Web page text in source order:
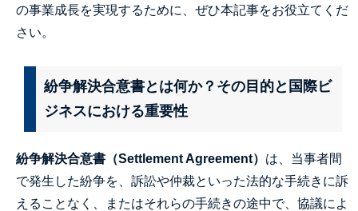
の事業成長を実現するために、ぜひ本記事をお役立てくだ
さい。
紛争解決合意書とは何か？その目的と国際ビ
ジネスにおける重要性
紛争解決合意書（Settlement Agreement） は、当事者間
で発生した紛争を、訴訟や仲裁といった法的な手続きに訴
えることなく、またはそれらの手続きの途中で、協議によ